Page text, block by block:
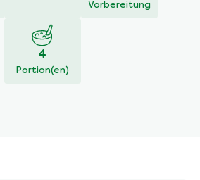
Vorbereitung
4
Portion(en)